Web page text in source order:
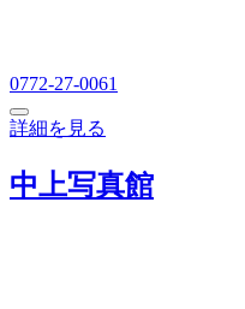
0772-27-0061
詳細を見る
中上写真館